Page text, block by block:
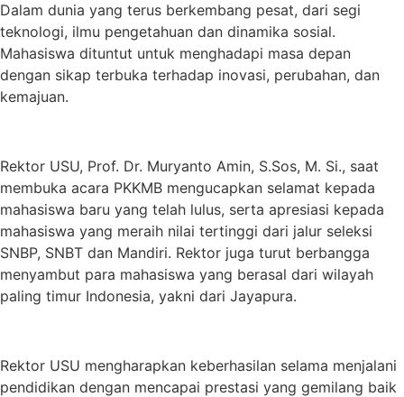
Dalam dunia yang terus berkembang pesat, dari segi
teknologi, ilmu pengetahuan dan dinamika sosial.
Mahasiswa dituntut untuk menghadapi masa depan
dengan sikap terbuka terhadap inovasi, perubahan, dan
kemajuan.
Rektor USU, Prof. Dr. Muryanto Amin, S.Sos, M. Si., saat
membuka acara PKKMB mengucapkan selamat kepada
mahasiswa baru yang telah lulus, serta apresiasi kepada
mahasiswa yang meraih nilai tertinggi dari jalur seleksi
SNBP, SNBT dan Mandiri. Rektor juga turut berbangga
menyambut para mahasiswa yang berasal dari wilayah
paling timur Indonesia, yakni dari Jayapura.
Rektor USU mengharapkan keberhasilan selama menjalani
pendidikan dengan mencapai prestasi yang gemilang baik